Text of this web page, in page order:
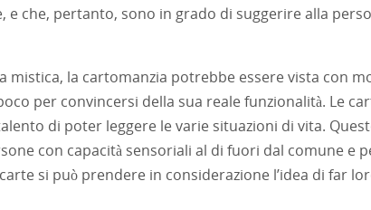
e che, pertanto, sono in grado di suggerire alla
mistica, la cartomanzia potrebbe essere vista con
per convincersi della sua reale funzionalità. Le
di poter leggere le varie situazioni di vita.
con capacità sensoriali al di fuori dal comune e
si può prendere in considerazione l’idea di far